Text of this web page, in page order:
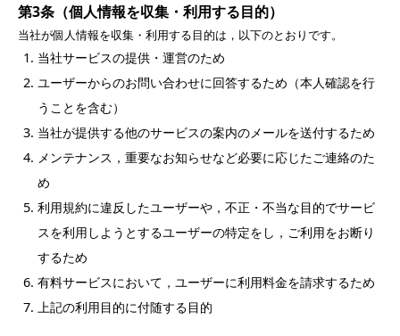
第3条（個人情報を収集・利用する目的）
当社が個人情報を収集・利用する目的は，以下のとおりです。
当社サービスの提供・運営のため
ユーザーからのお問い合わせに回答するため（本人確認を行
うことを含む）
当社が提供する他のサービスの案内のメールを送付するため
メンテナンス，重要なお知らせなど必要に応じたご連絡のた
め
利用規約に違反したユーザーや，不正・不当な目的でサービ
スを利用しようとするユーザーの特定をし，ご利用をお断り
するため
有料サービスにおいて，ユーザーに利用料金を請求するため
上記の利用目的に付随する目的